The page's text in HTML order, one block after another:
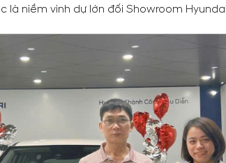
là niềm vinh dự lớn đối Showroom